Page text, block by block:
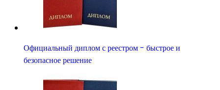
Официальный диплом с реестром - быстрое и
безопасное решение